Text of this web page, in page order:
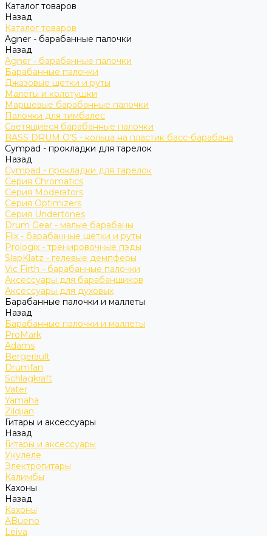
Каталог товаров
Назад
Каталог товаров
Agner - барабанные палочки
Назад
Agner - барабанные палочки
Барабанные палочки
Джазовые щетки и руты
Малеты и колотушки
Маршевые барабанные палочки
Палочки для тимбалес
Светящиеся барабанные палочки
BASS DRUM O’S - кольца на пластик басс-барабана
Cympad - прокладки для тарелок
Назад
Cympad - прокладки для тарелок
Серия Chromatics
Серия Moderators
Серия Optimizers
Серия Undertones
Drum Gear - малые барабаны
Flix - барабанные щетки и руты
Prologix - тренировочные пэды
SlapKlatz - гелевые демпферы
Vic Firth - барабанные палочки
Аксессуары для барабанщиков
Аксессуары для духовых
Барабанные палочки и маллеты
Назад
Барабанные палочки и маллеты
ProMark
Adams
Bergerault
Drumfan
Schlagkraft
Vater
Yamaha
Zildjian
Гитары и аксессуары
Назад
Гитары и аксессуары
Укулеле
Электрогитары
Калимбы
Кахоны
Назад
Кахоны
ABueno
Leiva